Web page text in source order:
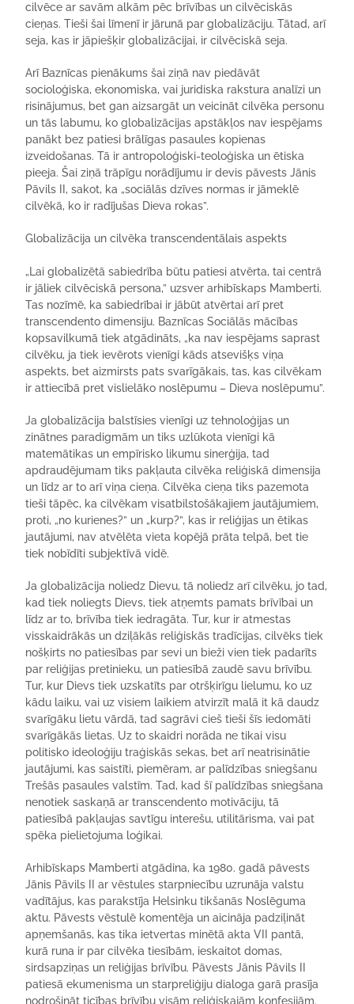
cilvēce ar savām alkām pēc brīvības un cilvēciskās
cieņas. Tieši šai līmenī ir jārunā par globalizāciju. Tātad, arī
seja, kas ir jāpiešķir globalizācijai, ir cilvēciskā seja.
Arī Baznīcas pienākums šai ziņā nav piedāvāt
socioloģiska, ekonomiska, vai juridiska rakstura analīzi un
risinājumus, bet gan aizsargāt un veicināt cilvēka personu
un tās labumu, ko globalizācijas apstākļos nav iespējams
panākt bez patiesi brālīgas pasaules kopienas
izveidošanas. Tā ir antropoloģiski-teoloģiska un ētiska
pieeja. Šai ziņā trāpīgu norādījumu ir devis pāvests Jānis
Pāvils II, sakot, ka „sociālās dzīves normas ir jāmeklē
cilvēkā, ko ir radījušas Dieva rokas”.
Globalizācija un cilvēka transcendentālais aspekts
„Lai globalizētā sabiedrība būtu patiesi atvērta, tai centrā
ir jāliek cilvēciskā persona,” uzsver arhibīskaps Mamberti.
Tas nozīmē, ka sabiedrībai ir jābūt atvērtai arī pret
transcendento dimensiju. Baznīcas Sociālās mācības
kopsavilkumā tiek atgādināts, „ka nav iespējams saprast
cilvēku, ja tiek ievērots vienīgi kāds atsevišķs viņa
aspekts, bet aizmirsts pats svarīgākais, tas, kas cilvēkam
ir attiecībā pret vislielāko noslēpumu – Dieva noslēpumu”.
Ja globalizācija balstīsies vienīgi uz tehnoloģijas un
zinātnes paradigmām un tiks uzlūkota vienīgi kā
matemātikas un empīrisko likumu sinerģija, tad
apdraudējumam tiks pakļauta cilvēka reliģiskā dimensija
un līdz ar to arī viņa cieņa. Cilvēka cieņa tiks pazemota
tieši tāpēc, ka cilvēkam visatbilstošākajiem jautājumiem,
proti, „no kurienes?” un „kurp?”, kas ir reliģijas un ētikas
jautājumi, nav atvēlēta vieta kopējā prāta telpā, bet tie
tiek nobīdīti subjektīvā vidē.
Ja globalizācija noliedz Dievu, tā noliedz arī cilvēku, jo tad,
kad tiek noliegts Dievs, tiek atņemts pamats brīvībai un
līdz ar to, brīvība tiek iedragāta. Tur, kur ir atmestas
visskaidrākās un dziļākās reliģiskās tradīcijas, cilvēks tiek
nošķirts no patiesības par sevi un bieži vien tiek padarīts
par reliģijas pretinieku, un patiesībā zaudē savu brīvību.
Tur, kur Dievs tiek uzskatīts par otršķirīgu lielumu, ko uz
kādu laiku, vai uz visiem laikiem atvirzīt malā it kā daudz
svarīgāku lietu vārdā, tad sagrāvi cieš tieši šīs iedomāti
svarīgākās lietas. Uz to skaidri norāda ne tikai visu
politisko ideoloģiju traģiskās sekas, bet arī neatrisinātie
jautājumi, kas saistīti, piemēram, ar palīdzības sniegšanu
Trešās pasaules valstīm. Tad, kad šī palīdzības sniegšana
nenotiek saskaņā ar transcendento motivāciju, tā
patiesībā pakļaujas savtīgu interešu, utilitārisma, vai pat
spēka pielietojuma loģikai.
Arhibīskaps Mamberti atgādina, ka 1980. gadā pāvests
Jānis Pāvils II ar vēstules starpniecību uzrunāja valstu
vadītājus, kas parakstīja Helsinku tikšanās Noslēguma
aktu. Pāvests vēstulē komentēja un aicināja padziļināt
apņemšanās, kas tika ietvertas minētā akta VII pantā,
kurā runa ir par cilvēka tiesībām, ieskaitot domas,
sirdsapziņas un reliģijas brīvību. Pāvests Jānis Pāvils II
patiesā ekumenisma un starpreliģiju dialoga garā prasīja
nodrošināt ticības brīvību visām reliģiskajām konfesijām.